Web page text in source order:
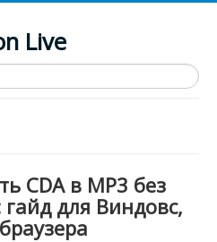
Live
CDA в MP3 без
для Виндовс,